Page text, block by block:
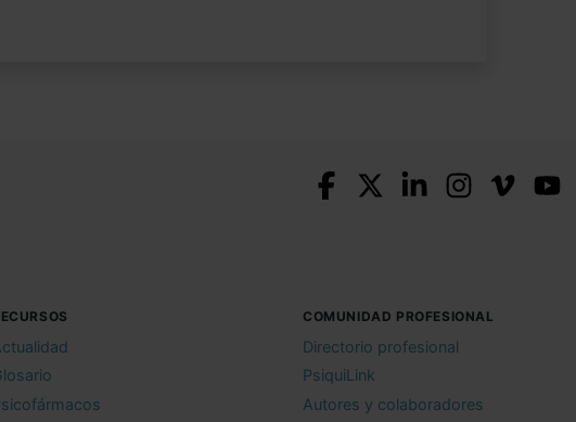
COMUNIDAD PROFESIONAL
Directorio profesional
PsiquiLink
Autores y colaboradores